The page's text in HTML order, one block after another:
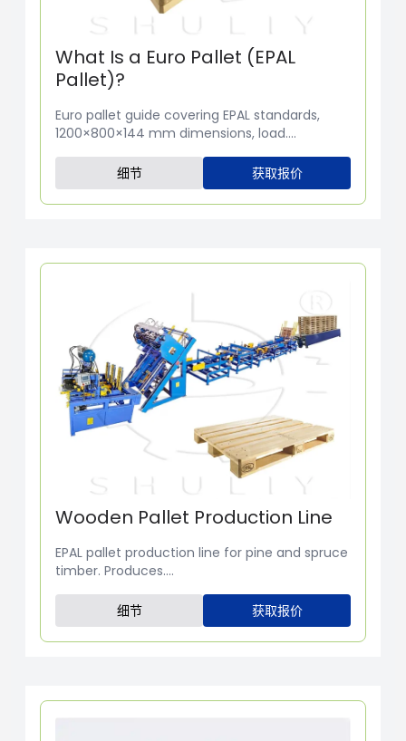
What Is a Euro Pallet (EPAL
Pallet)?
Euro pallet guide covering EPAL standards,
1200×800×144 mm dimensions, load....
细节 获取报价
Wooden Pallet Production Line
EPAL pallet production line for pine and spruce
timber. Produces....
细节 获取报价